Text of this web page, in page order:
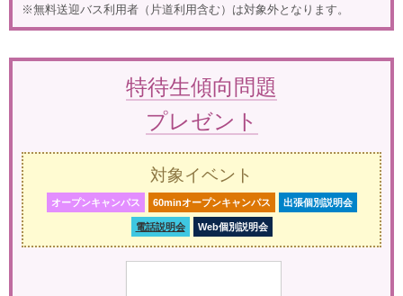
※無料送迎バス利用者（片道利用含む）は対象外となります。
特待生傾向問題
プレゼント
対象イベント
オープンキャンパス 60minオープンキャンパス 出張個別説明会
電話説明会 Web個別説明会